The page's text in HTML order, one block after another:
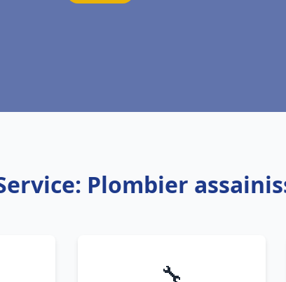
Plombier
🔧